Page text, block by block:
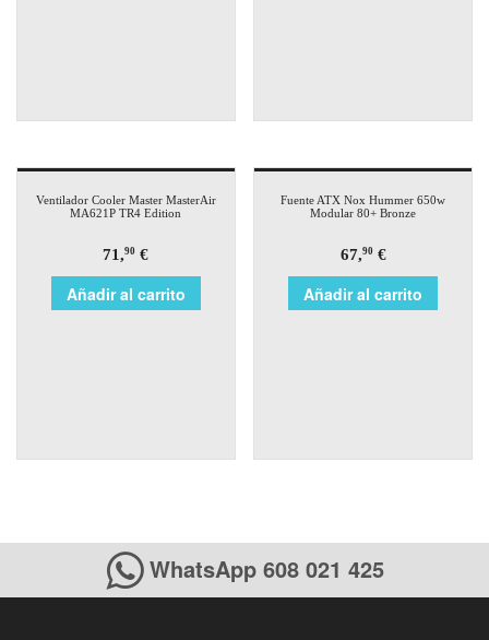
Ventilador Cooler Master MasterAir
MA621P TR4 Edition
71,90 €
Añadir al carrito
Fuente ATX Nox Hummer 650w
Modular 80+ Bronze
67,90€
Añadir al carrito
WhatsApp 608 021 425